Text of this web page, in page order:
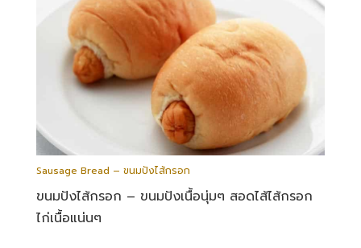
Sausage Bread – ขนมปังไส้กรอก
ขนมปังไส้กรอก – ขนมปังเนื้อนุ่มๆ สอดไส้ไส้กรอก
ไก่เนื้อแน่นๆ